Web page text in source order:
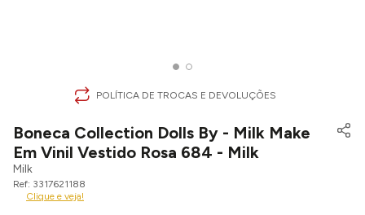
POLÍTICA DE TROCAS E DEVOLUÇÕES
Boneca Collection Dolls By - Milk Make
Em Vinil Vestido Rosa 684 - Milk
Milk
3317621188
Clique e veja!